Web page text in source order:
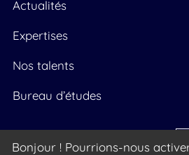
Actualités
Expertises
Nos talents
Bureau d’études
Bonjour ! Pourrions-nous